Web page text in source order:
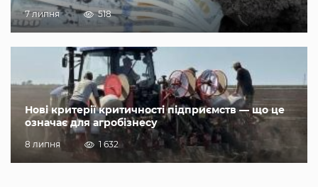
7 липня 518
Нові критерії критичності підприємств — що це
означає для агробізнесу
8 липня 1 632